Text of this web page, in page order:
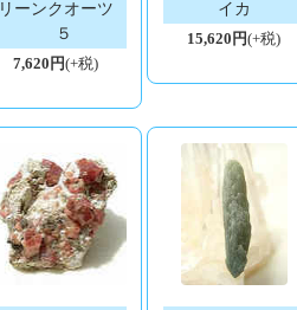
リーンクオーツ
５
7,620円(+税)
イカ
15,620円(+税)